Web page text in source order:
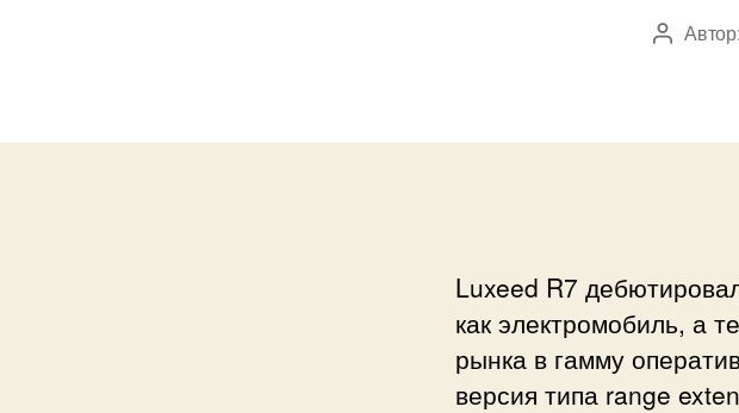
Автор
Автор:
Luxeed R7
как электромобиль, а
рынка в гамму
версия типа range